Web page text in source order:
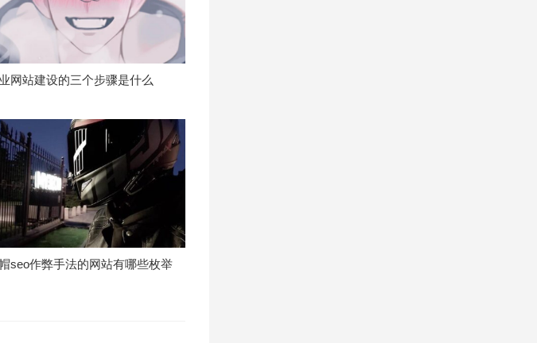
网站建设的三个步骤是什么
seo作弊手法的网站有哪些枚举